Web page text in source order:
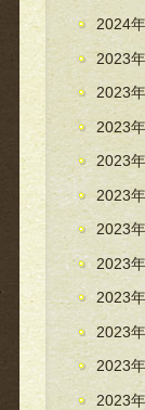
2024
2023
2023
2023
2023
2023
2023
2023
2023
2023
2023
2023